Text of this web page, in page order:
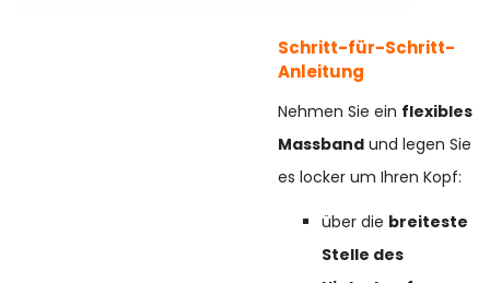
Schritt-für-Schritt-
Anleitung
Nehmen Sie ein flexibles
Massband und legen Sie
es locker um Ihren Kopf:
über die breiteste
Stelle des